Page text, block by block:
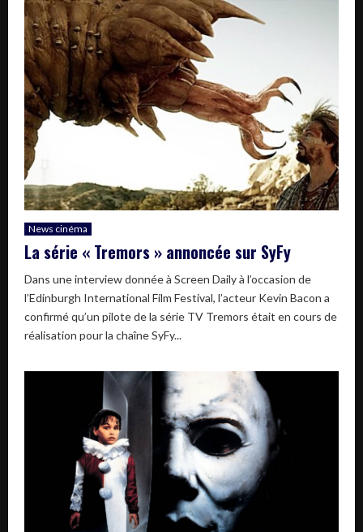
News cinéma
La série « Tremors » annoncée sur SyFy
Dans une interview donnée à Screen Daily à l’occasion de
l’Edinburgh International Film Festival, l’acteur Kevin Bacon a
confirmé qu’un pilote de la série TV Tremors était en cours de
réalisation pour la chaîne SyFy...